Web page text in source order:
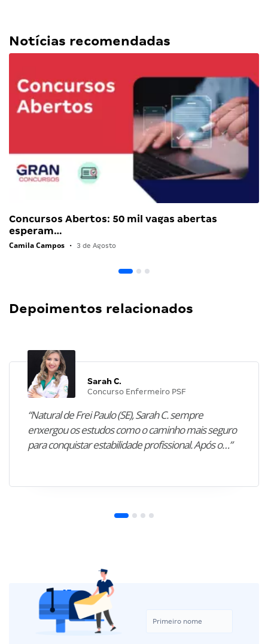
Notícias recomendadas
Concursos Abertos: 50 mil vagas abertas
esperam…
Camila Campos • 3 de Agosto
Depoimentos relacionados
Sarah C.
Concurso Enfermeiro PSF
“Natural de Frei Paulo (SE), Sarah C. sempre
enxergou os estudos como o caminho mais seguro
para conquistar estabilidade profissional. Após o…”